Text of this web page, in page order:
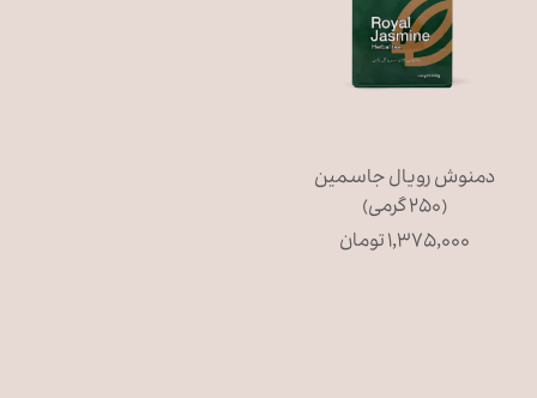
دمنوش رویال جاسمین
(۲۵۰ گرمی)
۱,۳۷۵,۰۰۰ تومان